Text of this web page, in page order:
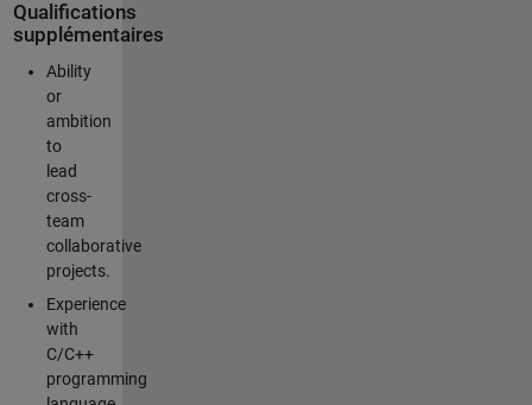
Qualifications
supplémentaires
Ability
or
ambition
to
lead
cross-
team
collaborative
projects.
Experience
with
C/C++
programming